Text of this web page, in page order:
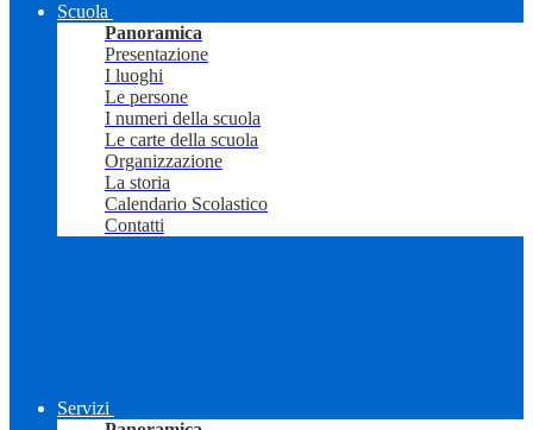
Scuola
Panoramica
Presentazione
I luoghi
Le persone
I numeri della scuola
Le carte della scuola
Organizzazione
La storia
Calendario Scolastico
Contatti
Servizi